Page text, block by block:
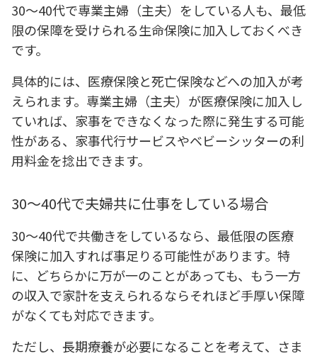
30～40代で専業主婦（主夫）をしている人も、最低
限の保障を受けられる生命保険に加入しておくべき
です。
具体的には、医療保険と死亡保険などへの加入が考
えられます。専業主婦（主夫）が医療保険に加入し
ていれば、家事をできなくなった際に発生する可能
性がある、家事代行サービスやベビーシッターの利
用料金を捻出できます。
30～40代で夫婦共に仕事をしている場合
30～40代で共働きをしているなら、最低限の医療
保険に加入すれば事足りる可能性があります。特
に、どちらかに万が一のことがあっても、もう一方
の収入で家計を支えられるならそれほど手厚い保障
がなくても対応できます。
ただし、長期療養が必要になることを考えて、さま